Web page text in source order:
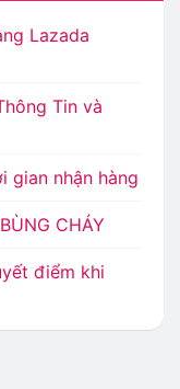
Lazada
Tin và
gian nhận hàng
CHÁY
điểm khi